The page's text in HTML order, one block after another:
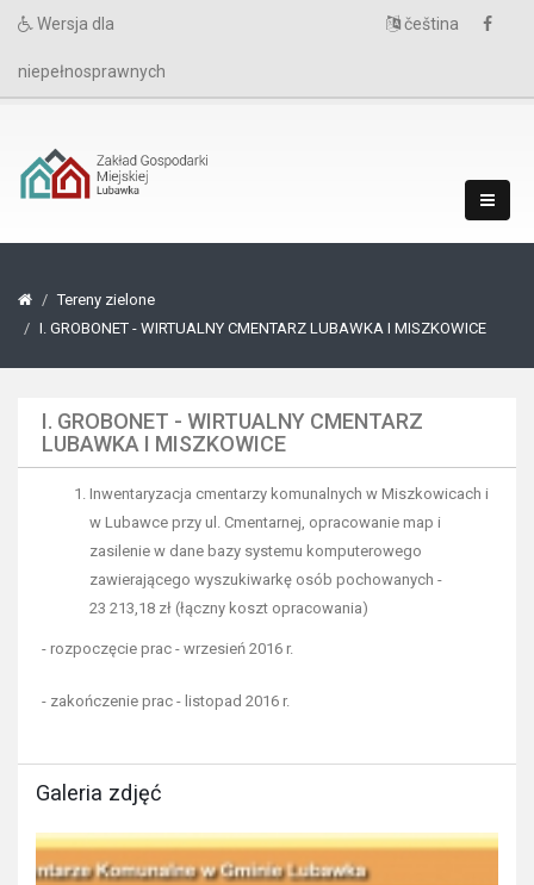
Wersja dla
niepełnosprawnych
čeština
Tereny zielone
I. GROBONET - WIRTUALNY CMENTARZ LUBAWKA I MISZKOWICE
I. GROBONET - WIRTUALNY CMENTARZ
LUBAWKA I MISZKOWICE
Inwentaryzacja cmentarzy komunalnych w Miszkowicach i
w Lubawce przy ul. Cmentarnej, opracowanie map i
zasilenie w dane bazy systemu komputerowego
zawierającego wyszukiwarkę osób pochowanych -
23 213,18 zł (łączny koszt opracowania)
- rozpoczęcie prac - wrzesień 2016 r.
- zakończenie prac - listopad 2016 r.
Galeria zdjęć